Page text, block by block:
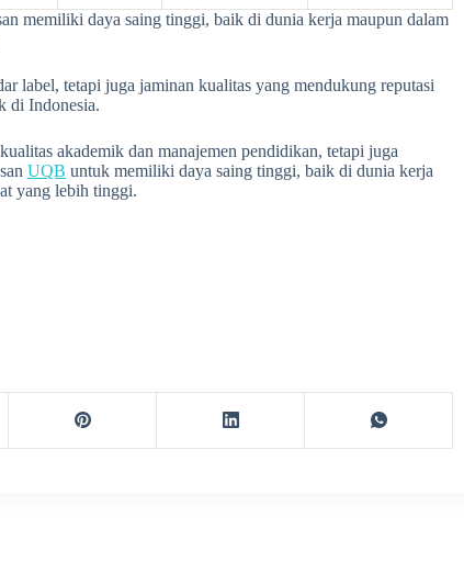
memiliki daya saing tinggi, baik di dunia kerja maupun dalam
label, tetapi juga jaminan kualitas yang mendukung reputasi
di Indonesia.
akademik dan manajemen pendidikan, tetapi juga
UQB untuk memiliki daya saing tinggi, baik di dunia kerja
yang lebih tinggi.